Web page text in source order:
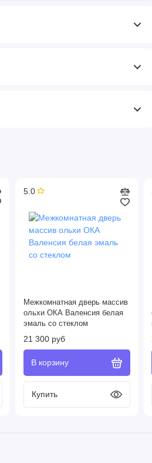
5.0
Межкомнатная дверь массив
ольхи ОКА Валенсия белая
эмаль со стеклом
21 300 руб
Купить